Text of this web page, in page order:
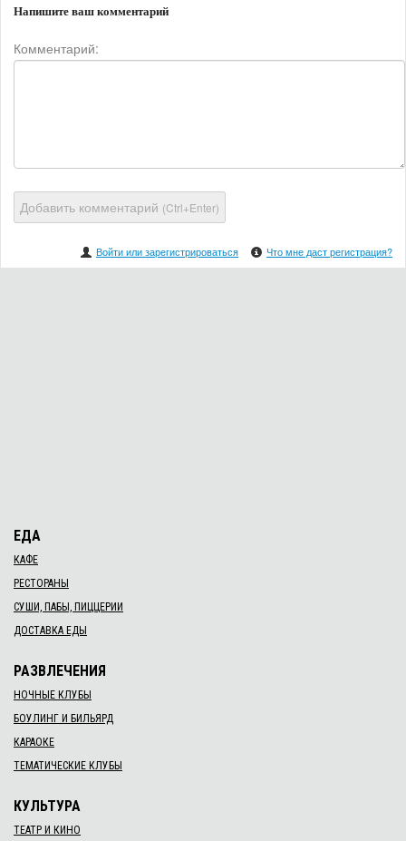
Напишите ваш комментарий
Комментарий:
Добавить комментарий (Ctrl+Enter)
Войти или зарегистрироваться Что мне даст регистрация?
ЕДА
КАФЕ
РЕСТОРАНЫ
СУШИ, ПАБЫ, ПИЦЦЕРИИ
ДОСТАВКА ЕДЫ
РАЗВЛЕЧЕНИЯ
НОЧНЫЕ КЛУБЫ
БОУЛИНГ И БИЛЬЯРД
КАРАОКЕ
ТЕМАТИЧЕСКИЕ КЛУБЫ
КУЛЬТУРА
ТЕАТР И КИНО